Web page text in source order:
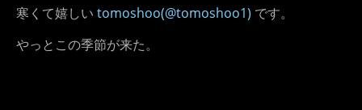
寒くて嬉しい tomoshoo(@tomoshoo1) です。
やっとこの季節が来た。